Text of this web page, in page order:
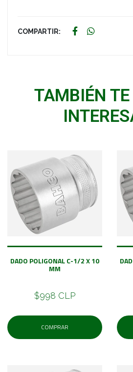
COMPARTIR:
TAMBIÉN TE
DADO POLIGONAL C-1/2 X 10
MM
$998 CLP
COMPRAR